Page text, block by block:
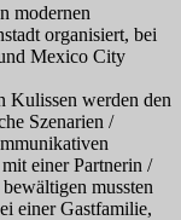
modernen
organisiert, bei
Mexico City
Kulissen werden den
Szenarien /
einer Partnerin /
mussten
einer Gastfamilie,